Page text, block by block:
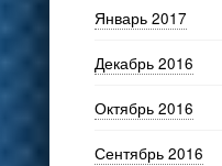
Январь 2017
Декабрь 2016
Октябрь 2016
Сентябрь 2016